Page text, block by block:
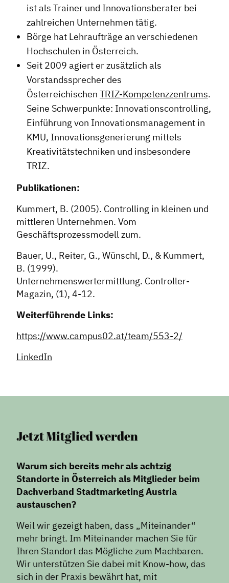
Geschichte des Dachverbandes
Vorstand
Mitglieder
Vorteile für Mitglieder
Veranstaltungen
Formate
Stadtmarketing
Handlungsräume
Netzwerkmanagement
Stadtraumgestaltung
Projektmanagement
Datenmanagement
Serviceleistungen
Kooperationen
Service
Blog
Podcast
Informiert bleiben
Presse
Expertenwissen
ist als Trainer und Innovationsberater bei
zahlreichen Unternehmen tätig.
Börge hat Lehraufträge an verschiedenen
Hochschulen in Österreich.
Seit 2009 agiert er zusätzlich als
Vorstandssprecher des
Österreichischen TRIZ-Kompetenzzentrums.
Seine Schwerpunkte: Innovationscontrolling,
Einführung von Innovationsmanagement in
KMU, Innovationsgenerierung mittels
Kreativitätstechniken und insbesondere
TRIZ.
Publikationen:
Kummert, B. (2005). Controlling in kleinen und
mittleren Unternehmen. Vom
Geschäftsprozessmodell zum.
Bauer, U., Reiter, G., Wünschl, D., & Kummert,
B. (1999).
Unternehmenswertermittlung. Controller-
Magazin, (1), 4-12.
Weiterführende Links:
https://www.campus02.at/team/553-2/
LinkedIn
Jetzt Mitglied werden
Warum sich bereits mehr als achtzig
Standorte in Österreich als Mitglieder beim
Dachverband Stadtmarketing Austria
austauschen?
Weil wir gezeigt haben, dass „Miteinander“
mehr bringt. Im Miteinander machen Sie für
Ihren Standort das Mögliche zum Machbaren.
Wir unterstützen Sie dabei mit Know-how, das
sich in der Praxis bewährt hat, mit